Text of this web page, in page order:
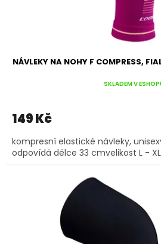
NÁVLEKY NA NOHY F COMPRESS,
SKLADEM V
149 Kč
kompresní elastické návleky,
odpovídá délce 33 cmvelikost L -